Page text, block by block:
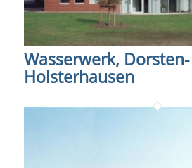
Wasserwerk, Dorsten-
Holsterhausen